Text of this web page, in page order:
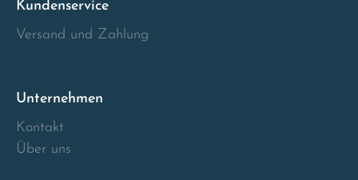
Kundenservice
Versand und Zahlung
Unternehmen
Kontakt
Über uns
Italia